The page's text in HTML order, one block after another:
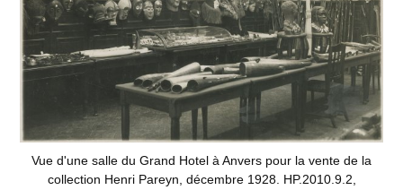
Vue d'une salle du Grand Hotel à Anvers pour la vente de la
collection Henri Pareyn, décembre 1928. HP.2010.9.2,